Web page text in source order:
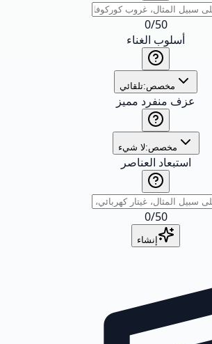
0/50
أسلوب الغناء
مخصص:تلقائي
عزف منفرد مميز
مخصص:لا شيء
استبعاد العناصر
0/50
إنشاء